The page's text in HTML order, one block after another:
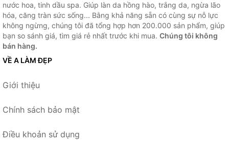
nước hoa, tinh dầu spa. Giúp làn da hồng hào, trắng da, ngừa lão
hóa, căng tràn sức sống... Bằng khả năng sẵn có cùng sự nỗ lực
không ngừng, chúng tôi đã tổng hợp hơn 200.000 sản phẩm, giúp
bạn so sánh giá, tìm giá rẻ nhất trước khi mua. Chúng tôi không
bán hàng.
VỀ A LÀM ĐẸP
Giới thiệu
Chính sách bảo mật
Điều khoản sử dụng